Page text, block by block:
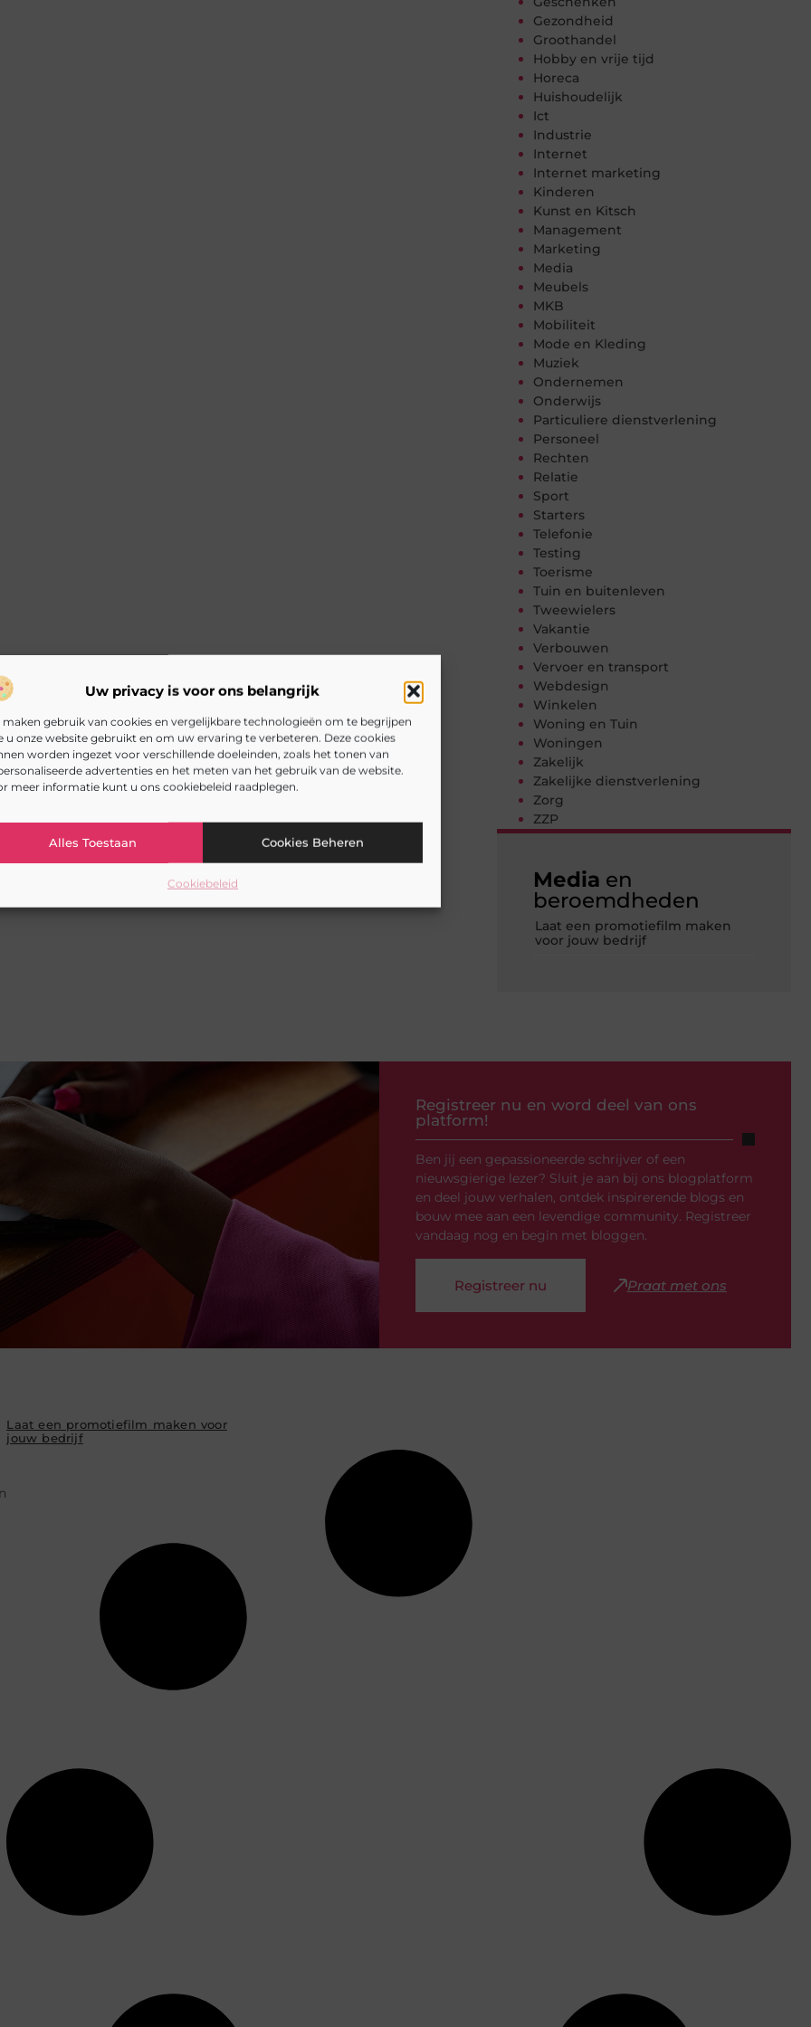
Uw privacy is voor ons belangrijk
maken gebruik van cookies en vergelijkbare technologieën om te begrijpen
u onze website gebruikt en om uw ervaring te verbeteren. Deze cookies
worden ingezet voor verschillende doeleinden, zoals het tonen van
advertenties en het meten van het gebruik van de website.
meer informatie kunt u ons cookiebeleid raadplegen.
Alles Toestaan Cookies Beheren
Cookiebeleid
Gezondheid
Groothandel
Hobby en vrije tijd
Horeca
Huishoudelijk
Ict
Industrie
Internet
Internet marketing
Kinderen
Kunst en Kitsch
Management
Marketing
Media
Meubels
MKB
Mobiliteit
Mode en Kleding
Muziek
Ondernemen
Onderwijs
Particuliere dienstverlening
Personeel
Rechten
Relatie
Sport
Starters
Telefonie
Testing
Toerisme
Tuin en buitenleven
Tweewielers
Vakantie
Verbouwen
Vervoer en transport
Webdesign
Winkelen
Woning en Tuin
Woningen
Zakelijk
Zakelijke dienstverlening
Zorg
ZZP
Media en
beroemdheden
Laat een promotiefilm maken
voor jouw bedrijf
Registreer nu en word deel van ons
platform!
Ben jij een gepassioneerde schrijver of een
nieuwsgierige lezer? Sluit je aan bij ons blogplatform
en deel jouw verhalen, ontdek inspirerende blogs en
bouw mee aan een levendige community. Registreer
vandaag nog en begin met bloggen.
Registreer nu Praat met ons
Laat een promotiefilm maken voor
jouw bedrijf